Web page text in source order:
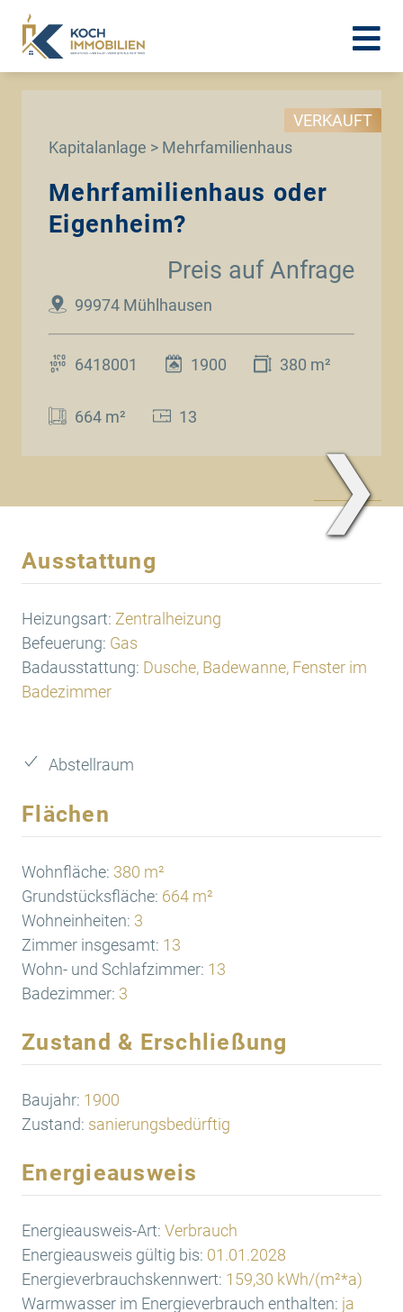
Kapitalanlage > Mehrfamilienhaus
VERKAUFT
Mehrfamilienhaus oder
Eigenheim?
99974 Mühlhausen
Preis auf Anfrage
6418001 1900 380 m²
664 m² 13
❯
Ausstattung
Heizungsart: Zentralheizung
Befeuerung: Gas
Badausstattung: Dusche, Badewanne, Fenster im
Badezimmer
Abstellraum
Flächen
Wohnfläche: 380 m²
Grundstücksfläche: 664 m²
Wohneinheiten: 3
Zimmer insgesamt: 13
Wohn- und Schlafzimmer: 13
Badezimmer: 3
Zustand & Erschließung
Baujahr: 1900
Zustand: sanierungsbedürftig
Energieausweis
Energieausweis-Art: Verbrauch
Energieausweis gültig bis: 01.01.2028
Energieverbrauchskennwert: 159,30 kWh/(m²*a)
Warmwasser im Energieverbrauch enthalten: ja